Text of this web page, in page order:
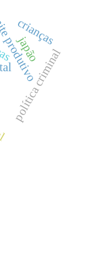
política criminal
japão
crianças